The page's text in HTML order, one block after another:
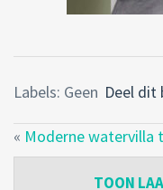
Deel dit
Labels: Geen
« Moderne watervilla
TOON